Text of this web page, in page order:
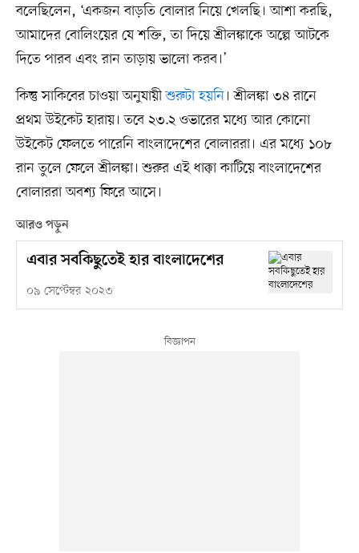
বলেছিলেন, ‘একজন বাড়তি বোলার নিয়ে খেলছি। আশা করছি,
আমাদের বোলিংয়ের যে শক্তি, তা দিয়ে শ্রীলঙ্কাকে অল্পে আটকে
দিতে পারব এবং রান তাড়ায় ভালো করব।’
কিন্তু সাকিবের চাওয়া অনুযায়ীশুরুটা হয়নি। শ্রীলঙ্কা ৩৪ রানে
প্রথম উইকেট হারায়। তবে ২৩.২ ওভারের মধ্যে আর কোনো
উইকেট ফেলতে পারেনি বাংলাদেশের বোলাররা। এর মধ্যে ১০৮
রান তুলে ফেলে শ্রীলঙ্কা। শুরুর এই ধাক্কা কাটিয়ে বাংলাদেশের
বোলাররা অবশ্য ফিরে আসে।
আরও পড়ুন
এবার সবকিছুতেই হার বাংলাদেশের
০৯ সেপ্টেম্বর ২০২৩